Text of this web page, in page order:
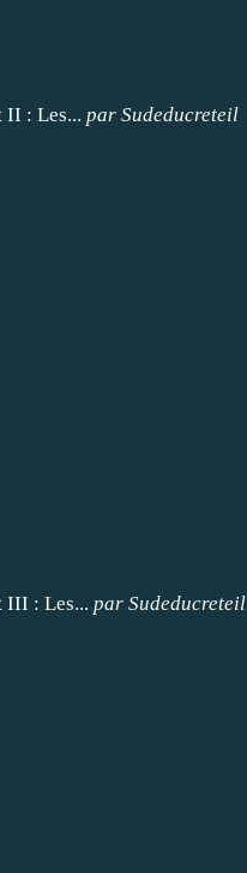
II : Les... par Sudeducreteil
III : Les... par Sudeducreteil